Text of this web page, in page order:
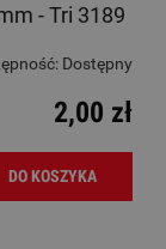
- Tri 3189
Dostępny
2,00 zł
DO KOSZYKA